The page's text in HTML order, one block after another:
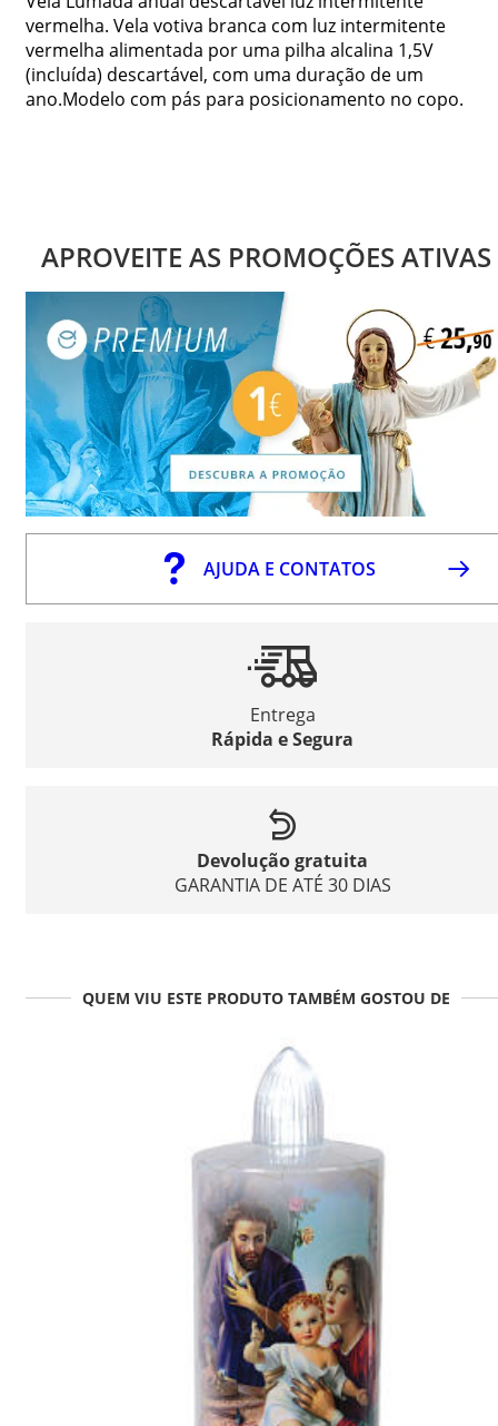
vermelha. Vela votiva branca com luz intermitente
vermelha alimentada por uma pilha alcalina 1,5V
(incluída) descartável, com uma duração de um
ano.Modelo com pás para posicionamento no copo.
APROVEITE AS PROMOÇÕES ATIVAS
AJUDA E CONTATOS
Entrega
Rápida e Segura
Devolução gratuita
GARANTIA DE ATÉ 30 DIAS
QUEM VIU ESTE PRODUTO TAMBÉM GOSTOU DE